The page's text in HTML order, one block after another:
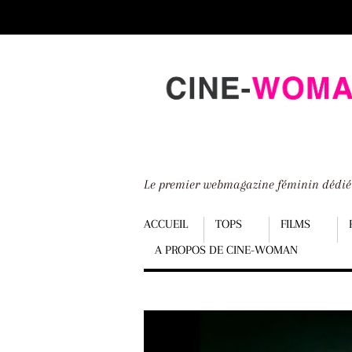
down
Le premier webmagazine féminin
Menu
ACCUEIL TOPS FILMS
A PROPOS DE CINE-WOMAN
Scroll
to